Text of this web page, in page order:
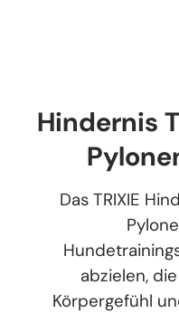
Hindernis
Das TRIXIE
abzielen,
Körpergefühl